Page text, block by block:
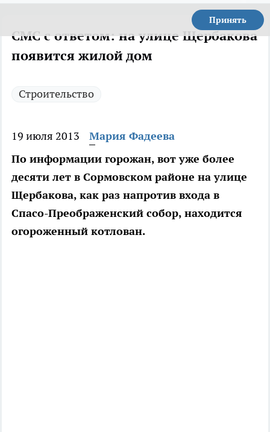
Принять
СМС с ответом: на улице Щербакова
появится жилой дом
Строительство
19 июля 2013
Мария Фадеева
По информации горожан, вот уже более
десяти лет в Сормовском районе на улице
Щербакова, как раз напротив входа в
Спасо-Преображенский собор, находится
огороженный котлован.